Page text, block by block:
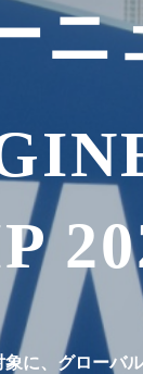
ニ
に、グローバ